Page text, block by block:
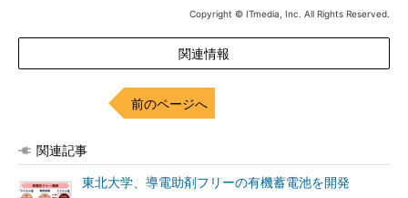
Copyright © ITmedia, Inc. All Rights Reserved.
関連情報
前のページへ
関連記事
東北大学、導電助剤フリーの有機蓄電池を開発